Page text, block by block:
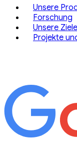
Unsere
Forschung
Unsere Ziele
Projekte